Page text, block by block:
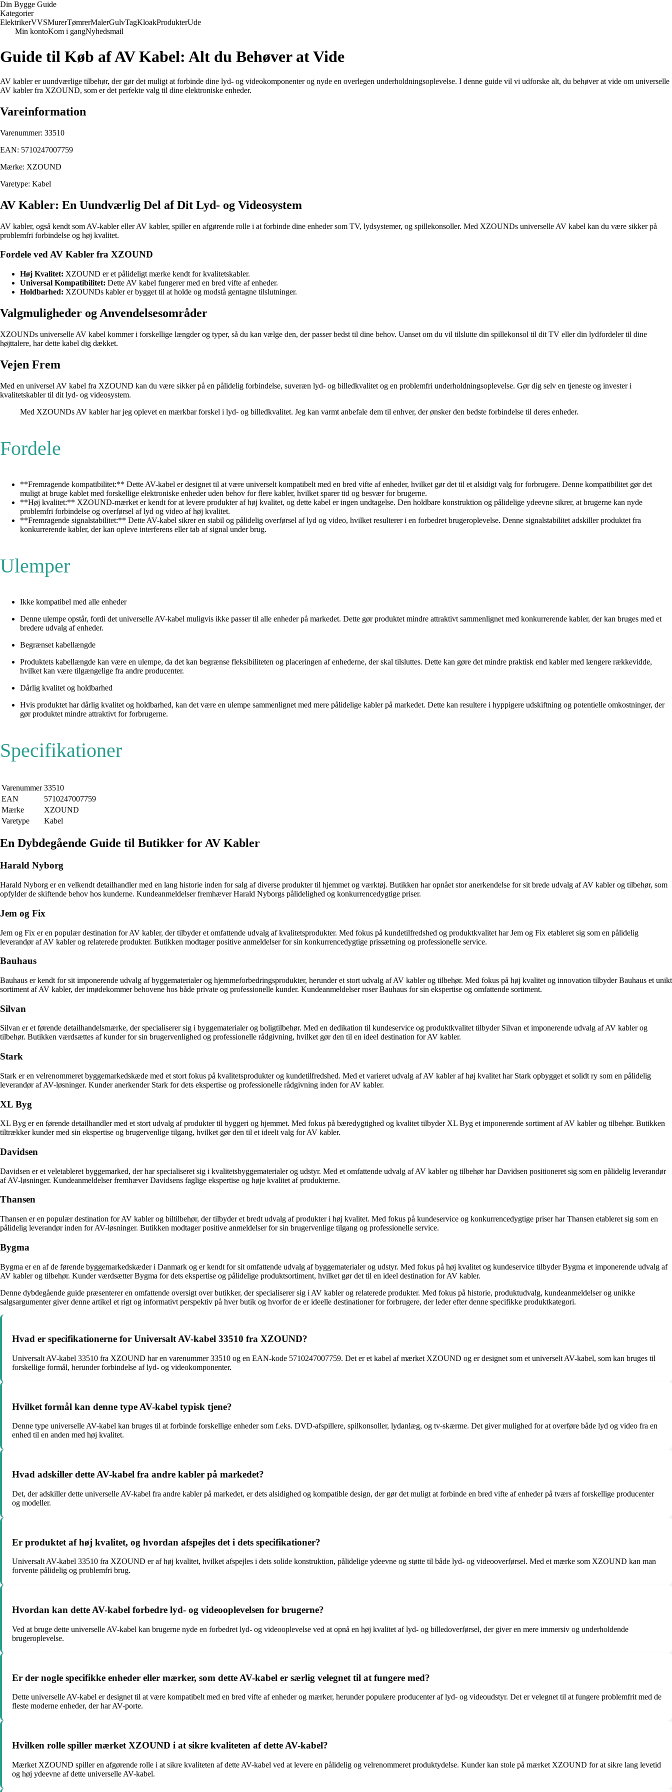
Din Bygge Guide
Kategorier
ElektrikerVVSMurerTømrerMalerGulvTagKloakProdukterUde
Min kontoKom i gangNyhedsmail
Guide til Køb af AV Kabel: Alt du Behøver at Vide
AV kabler er uundværlige tilbehør, der gør det muligt at forbinde dine lyd- og videokomponenter og nyde en overlegen underholdningsoplevelse. I denne guide vil vi udforske alt, du behøver at vide om universelle
AV kabler fra XZOUND, som er det perfekte valg til dine elektroniske enheder.
Vareinformation
Varenummer: 33510
EAN: 5710247007759
Mærke: XZOUND
Varetype: Kabel
AV Kabler: En Uundværlig Del af Dit Lyd- og Videosystem
AV kabler, også kendt som AV-kabler eller AV kabler, spiller en afgørende rolle i at forbinde dine enheder som TV, lydsystemer, og spillekonsoller. Med XZOUNDs universelle AV kabel kan du være sikker på
problemfri forbindelse og høj kvalitet.
Fordele ved AV Kabler fra XZOUND
Høj Kvalitet: XZOUND er et pålideligt mærke kendt for kvalitetskabler.
Universal Kompatibilitet: Dette AV kabel fungerer med en bred vifte af enheder.
Holdbarhed: XZOUNDs kabler er bygget til at holde og modstå gentagne tilslutninger.
Valgmuligheder og Anvendelsesområder
XZOUNDs universelle AV kabel kommer i forskellige længder og typer, så du kan vælge den, der passer bedst til dine behov. Uanset om du vil tilslutte din spillekonsol til dit TV eller din lydfordeler til dine
højttalere, har dette kabel dig dækket.
Vejen Frem
Med en universel AV kabel fra XZOUND kan du være sikker på en pålidelig forbindelse, suveræn lyd- og billedkvalitet og en problemfri underholdningsoplevelse. Gør dig selv en tjeneste og invester i
kvalitetskabler til dit lyd- og videosystem.
Med XZOUNDs AV kabler har jeg oplevet en mærkbar forskel i lyd- og billedkvalitet. Jeg kan varmt anbefale dem til enhver, der ønsker den bedste forbindelse til deres enheder.
Fordele
**Fremragende kompatibilitet:** Dette AV-kabel er designet til at være universelt kompatibelt med en bred vifte af enheder, hvilket gør det til et alsidigt valg for forbrugere. Denne kompatibilitet gør det
muligt at bruge kablet med forskellige elektroniske enheder uden behov for flere kabler, hvilket sparer tid og besvær for brugerne.
**Høj kvalitet:** XZOUND-mærket er kendt for at levere produkter af høj kvalitet, og dette kabel er ingen undtagelse. Den holdbare konstruktion og pålidelige ydeevne sikrer, at brugerne kan nyde
problemfri forbindelse og overførsel af lyd og video af høj kvalitet.
**Fremragende signalstabilitet:** Dette AV-kabel sikrer en stabil og pålidelig overførsel af lyd og video, hvilket resulterer i en forbedret brugeroplevelse. Denne signalstabilitet adskiller produktet fra
konkurrerende kabler, der kan opleve interferens eller tab af signal under brug.
Ulemper
Ikke kompatibel med alle enheder
Denne ulempe opstår, fordi det universelle AV-kabel muligvis ikke passer til alle enheder på markedet. Dette gør produktet mindre attraktivt sammenlignet med konkurrerende kabler, der kan bruges med et
bredere udvalg af enheder.
Begrænset kabellængde
Produktets kabellængde kan være en ulempe, da det kan begrænse fleksibiliteten og placeringen af enhederne, der skal tilsluttes. Dette kan gøre det mindre praktisk end kabler med længere rækkevidde,
hvilket kan være tilgængelige fra andre producenter.
Dårlig kvalitet og holdbarhed
Hvis produktet har dårlig kvalitet og holdbarhed, kan det være en ulempe sammenlignet med mere pålidelige kabler på markedet. Dette kan resultere i hyppigere udskiftning og potentielle omkostninger, der
gør produktet mindre attraktivt for forbrugerne.
Specifikationer
Varenummer 33510
EAN
5710247007759
Mærke
XZOUND
Varetype
Kabel
En Dybdegående Guide til Butikker for AV Kabler
Harald Nyborg
Harald Nyborg er en velkendt detailhandler med en lang historie inden for salg af diverse produkter til hjemmet og værktøj. Butikken har opnået stor anerkendelse for sit brede udvalg af AV kabler og tilbehør, som
opfylder de skiftende behov hos kunderne. Kundeanmeldelser fremhæver Harald Nyborgs pålidelighed og konkurrencedygtige priser.
Jem og Fix
Jem og Fix er en populær destination for AV kabler, der tilbyder et omfattende udvalg af kvalitetsprodukter. Med fokus på kundetilfredshed og produktkvalitet har Jem og Fix etableret sig som en pålidelig
leverandør af AV kabler og relaterede produkter. Butikken modtager positive anmeldelser for sin konkurrencedygtige prissætning og professionelle service.
Bauhaus
Bauhaus er kendt for sit imponerende udvalg af byggematerialer og hjemmeforbedringsprodukter, herunder et stort udvalg af AV kabler og tilbehør. Med fokus på høj kvalitet og innovation tilbyder Bauhaus et unikt
sortiment af AV kabler, der imødekommer behovene hos både private og professionelle kunder. Kundeanmeldelser roser Bauhaus for sin ekspertise og omfattende sortiment.
Silvan
Silvan er et førende detailhandelsmærke, der specialiserer sig i byggematerialer og boligtilbehør. Med en dedikation til kundeservice og produktkvalitet tilbyder Silvan et imponerende udvalg af AV kabler og
tilbehør. Butikken værdsættes af kunder for sin brugervenlighed og professionelle rådgivning, hvilket gør den til en ideel destination for AV kabler.
Stark
Stark er en velrenommeret byggemarkedskæde med et stort fokus på kvalitetsprodukter og kundetilfredshed. Med et varieret udvalg af AV kabler af høj kvalitet har Stark opbygget et solidt ry som en pålidelig
leverandør af AV-løsninger. Kunder anerkender Stark for dets ekspertise og professionelle rådgivning inden for AV kabler.
XL Byg
XL Byg er en førende detailhandler med et stort udvalg af produkter til byggeri og hjemmet. Med fokus på bæredygtighed og kvalitet tilbyder XL Byg et imponerende sortiment af AV kabler og tilbehør. Butikken
tiltrækker kunder med sin ekspertise og brugervenlige tilgang, hvilket gør den til et ideelt valg for AV kabler.
Davidsen
Davidsen er et veletableret byggemarked, der har specialiseret sig i kvalitetsbyggematerialer og udstyr. Med et omfattende udvalg af AV kabler og tilbehør har Davidsen positioneret sig som en pålidelig leverandør
af AV-løsninger. Kundeanmeldelser fremhæver Davidsens faglige ekspertise og høje kvalitet af produkterne.
Thansen
Thansen er en populær destination for AV kabler og biltilbehør, der tilbyder et bredt udvalg af produkter i høj kvalitet. Med fokus på kundeservice og konkurrencedygtige priser har Thansen etableret sig som en
pålidelig leverandør inden for AV-løsninger. Butikken modtager positive anmeldelser for sin brugervenlige tilgang og professionelle service.
Bygma
Bygma er en af de førende byggemarkedskæder i Danmark og er kendt for sit omfattende udvalg af byggematerialer og udstyr. Med fokus på høj kvalitet og kundeservice tilbyder Bygma et imponerende udvalg af
AV kabler og tilbehør. Kunder værdsætter Bygma for dets ekspertise og pålidelige produktsortiment, hvilket gør det til en ideel destination for AV kabler.
Denne dybdegående guide præsenterer en omfattende oversigt over butikker, der specialiserer sig i AV kabler og relaterede produkter. Med fokus på historie, produktudvalg, kundeanmeldelser og unikke
salgsargumenter giver denne artikel et rigt og informativt perspektiv på hver butik og hvorfor de er ideelle destinationer for forbrugere, der leder efter denne specifikke produktkategori.
Hvad er specifikationerne for Universalt AV-kabel 33510 fra XZOUND?
Universalt AV-kabel 33510 fra XZOUND har en varenummer 33510 og en EAN-kode 5710247007759. Det er et kabel af mærket XZOUND og er designet som et universelt AV-kabel, som kan bruges til
forskellige formål, herunder forbindelse af lyd- og videokomponenter.
Hvilket formål kan denne type AV-kabel typisk tjene?
Denne type universelle AV-kabel kan bruges til at forbinde forskellige enheder som f.eks. DVD-afspillere, spilkonsoller, lydanlæg, og tv-skærme. Det giver mulighed for at overføre både lyd og video fra en
enhed til en anden med høj kvalitet.
Hvad adskiller dette AV-kabel fra andre kabler på markedet?
Det, der adskiller dette universelle AV-kabel fra andre kabler på markedet, er dets alsidighed og kompatible design, der gør det muligt at forbinde en bred vifte af enheder på tværs af forskellige producenter
og modeller.
Er produktet af høj kvalitet, og hvordan afspejles det i dets specifikationer?
Universalt AV-kabel 33510 fra XZOUND er af høj kvalitet, hvilket afspejles i dets solide konstruktion, pålidelige ydeevne og støtte til både lyd- og videooverførsel. Med et mærke som XZOUND kan man
forvente pålidelig og problemfri brug.
Hvordan kan dette AV-kabel forbedre lyd- og videooplevelsen for brugerne?
Ved at bruge dette universelle AV-kabel kan brugerne nyde en forbedret lyd- og videooplevelse ved at opnå en høj kvalitet af lyd- og billedoverførsel, der giver en mere immersiv og underholdende
brugeroplevelse.
Er der nogle specifikke enheder eller mærker, som dette AV-kabel er særlig velegnet til at fungere med?
Dette universelle AV-kabel er designet til at være kompatibelt med en bred vifte af enheder og mærker, herunder populære producenter af lyd- og videoudstyr. Det er velegnet til at fungere problemfrit med de
fleste moderne enheder, der har AV-porte.
Hvilken rolle spiller mærket XZOUND i at sikre kvaliteten af dette AV-kabel?
Mærket XZOUND spiller en afgørende rolle i at sikre kvaliteten af dette AV-kabel ved at levere en pålidelig og velrenommeret produktydelse. Kunder kan stole på mærket XZOUND for at sikre lang levetid
og høj ydeevne af dette universelle AV-kabel.